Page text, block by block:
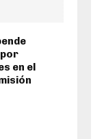
en el